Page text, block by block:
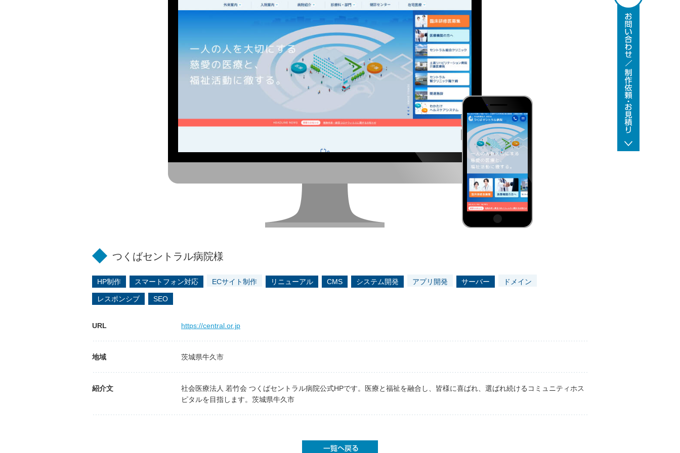
つくばセントラル病院様
HP制作 スマートフォン対応 ECサイト制作 リニューアル CMS システム開発 アプリ開発 サーバー ドメイン
レスポンシブ SEO
URL https://central.or.jp
地域 茨城県牛久市
紹介文
社会医療法人 若竹会 つくばセントラル病院公式HPです。医療と福祉を融合し、皆様に喜ばれ、選ばれ続けるコミュニティホス
ピタルを目指します。茨城県牛久市